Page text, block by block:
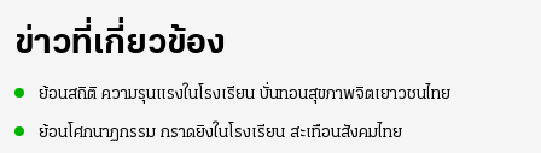
ข่าวที่เกี่ยวข้อง
ย้อนสถิติ ความรุนแรงในโรงเรียน บั่นทอนสุขภาพจิตเยาวชนไทย
ย้อนโศกนาฏกรรม กราดยิงในโรงเรียน สะเทือนสังคมไทย